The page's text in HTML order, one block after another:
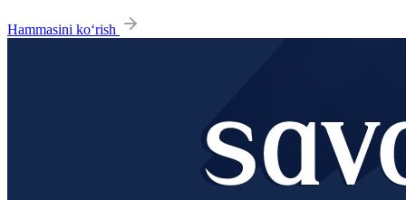
Hammasini ko‘rish